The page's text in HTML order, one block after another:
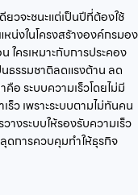
วจะชนะแต่เป็นปีที่ต้องใช้
น่งในโครงสร้างองค์กรมอง
ใครเหมาะกับการประคอง
ธรรมชาติลดแรงต้าน ลด
อ ระบบความเร็วโดยไม่มี
ว เพราะระบบตามไม่ทันคน
างระบบให้รองรับความเร็ว
ลุดการควบคุมทำให้ธุรกิจ